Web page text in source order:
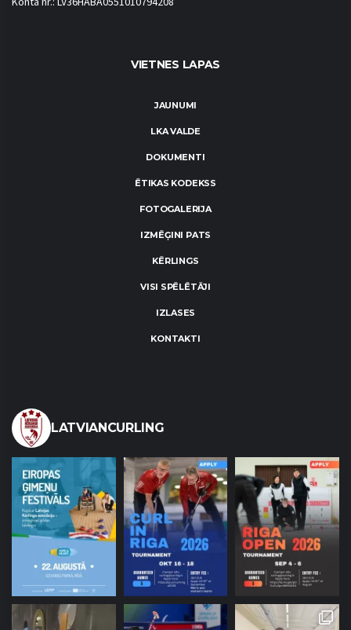
VIETNES LAPAS
JAUNUMI
LKA VALDE
DOKUMENTI
ĒTIKAS KODEKSS
FOTOGALERIJA
IZMĒĢINI PATS
KĒRLINGS
VISI SPĒLĒTĀJI
IZLASES
KONTAKTI
LATVIANCURLING